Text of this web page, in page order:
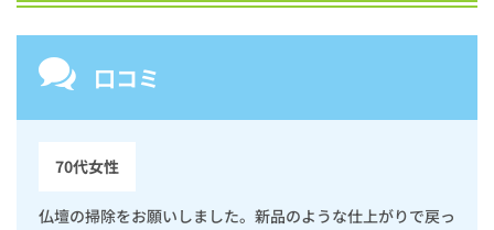
口コミ
70代女性
仏壇の掃除をお願いしました。新品のような仕上がりで戻っ